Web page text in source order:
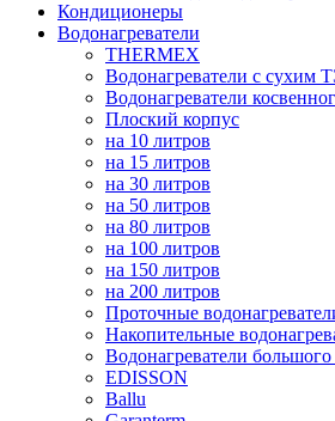
Кондиционеры
Водонагреватели
THERMEX
Водонагреватели с сухим
Водонагреватели
Плоский корпус
на 10 литров
на 15 литров
на 30 литров
на 50 литров
на 80 литров
на 100 литров
на 150 литров
на 200 литров
Проточные
Накопительные
Водонагреватели большого
EDISSON
Ballu